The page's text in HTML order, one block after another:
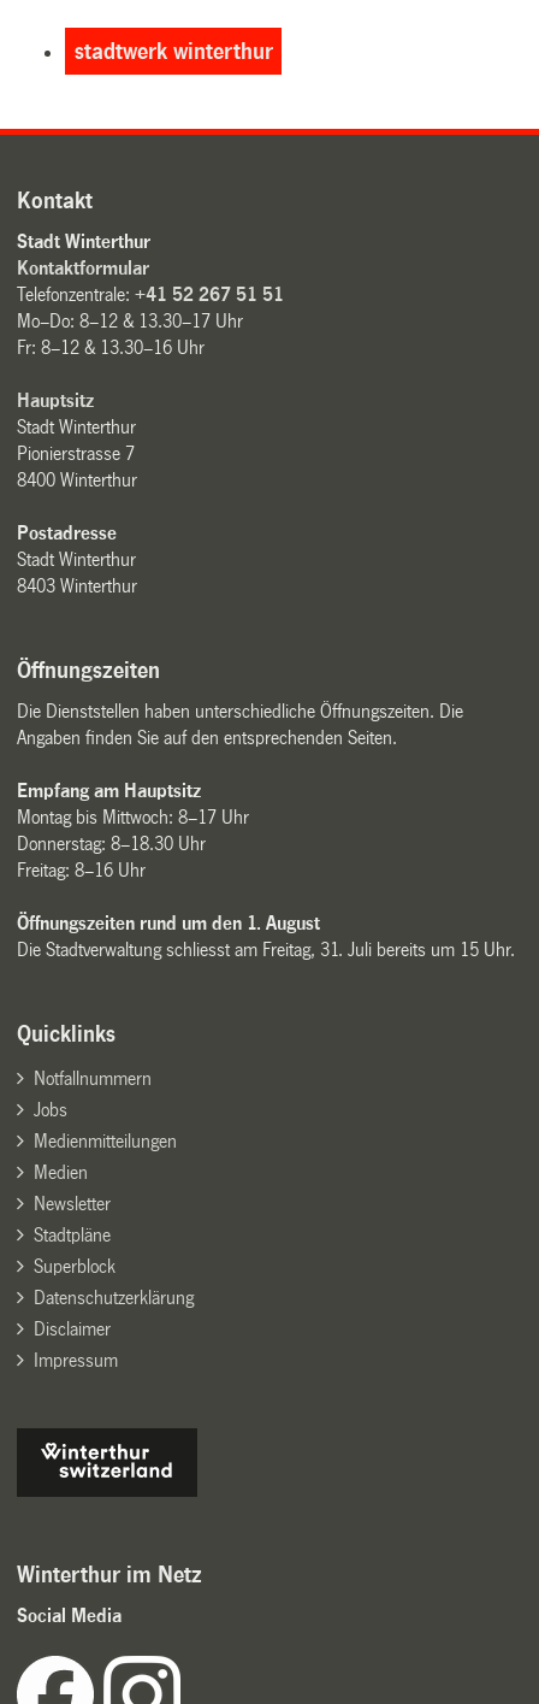
stadtwerk winterthur
Kontakt
Stadt Winterthur
Kontaktformular
Telefonzentrale:+41 52 267 51 51
Mo–Do: 8–12 & 13.30–17 Uhr
Fr: 8–12 & 13.30–16 Uhr
Hauptsitz
Stadt Winterthur
Pionierstrasse 7
8400 Winterthur
Postadresse
Stadt Winterthur
8403 Winterthur
Öffnungszeiten
Die Dienststellen haben unterschiedliche Öffnungszeiten. Die
Angaben finden Sie auf den entsprechenden Seiten.
Empfang am Hauptsitz
Montag bis Mittwoch: 8–17 Uhr
Donnerstag: 8–18.30 Uhr
Freitag: 8–16 Uhr
Öffnungszeiten rund um den 1. August
Die Stadtverwaltung schliesst am Freitag, 31. Juli bereits um 15 Uhr.
Quicklinks
Notfallnummern
Jobs
Medienmitteilungen
Medien
Newsletter
Stadtpläne
Superblock
Datenschutzerklärung
Disclaimer
Impressum
Winterthur im Netz
Social Media